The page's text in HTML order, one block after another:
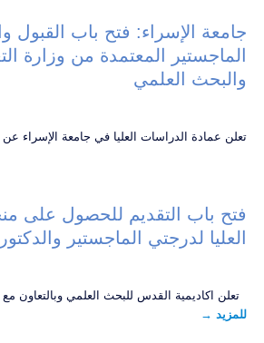
جامعة الإسراء: فتح باب القبول
الماجستير المعتمدة من وزارة
والبحث العلمي
تعلن عمادة الدراسات العليا في جامعة الإسراء
فتح باب التقديم للحصول على
العليا لدرجتي الماجستير
تعلن اكاديمية القدس للبحث العلمي
للمزيد →